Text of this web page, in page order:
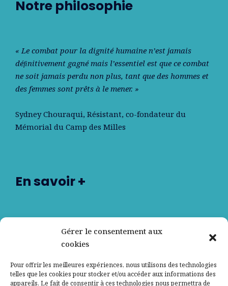
Gérer le consentement aux
cookies
Pour offrir les meilleures expériences, nous utilisons des technologies
telles que les cookies pour stocker et/ou accéder aux informations des
appareils. Le fait de consentir à ces technologies nous permettra de
Notre philosophie
« Le combat pour la dignité humaine n’est jamais
déﬁnitivement gagné mais l’essentiel est que ce combat
ne soit jamais perdu non plus, tant que des hommes et
des femmes sont prêts à le mener. »
Sydney Chouraqui, Résistant, co-fondateur du
Mémorial du Camp des Milles
En savoir +
Contactez-nous